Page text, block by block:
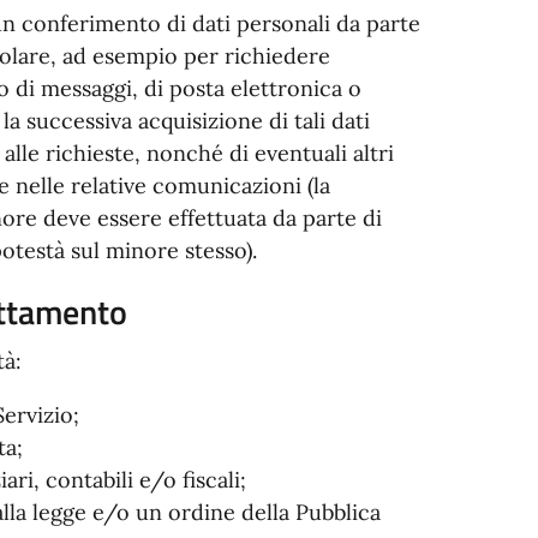
conferimento di dati personali da parte
ad esempio per richiedere
messaggi, di posta elettronica o
successiva acquisizione di tali dati
richieste, nonché di eventuali altri
nelle relative comunicazioni (la
deve essere effettuata da parte di
sul minore stesso).
contabili e/o fiscali;
legge e/o un ordine della Pubblica